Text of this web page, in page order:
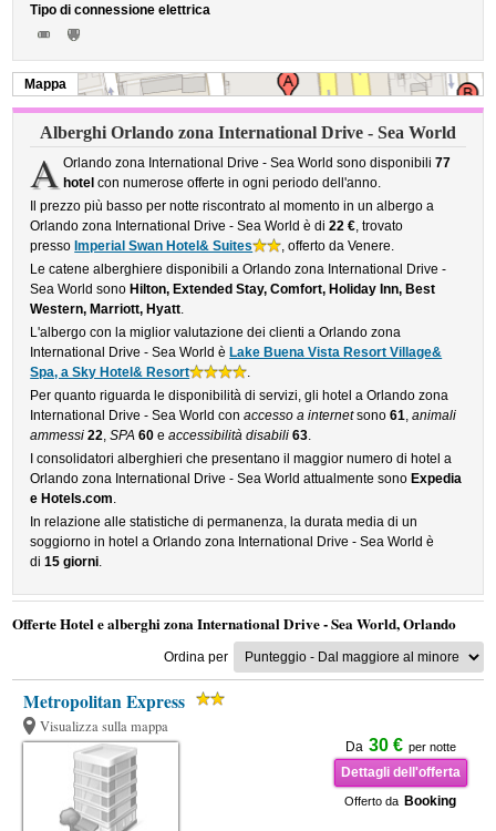
Tipo di connessione elettrica
Mappa
Alberghi Orlando zona International Drive - Sea World
A Orlando zona International Drive - Sea World sono disponibili 77
hotel con numerose offerte in ogni periodo dell'anno.
Il prezzo più basso per notte riscontrato al momento in un albergo a
Orlando zona International Drive - Sea World è di22 €, trovato
presso Imperial Swan Hotel& Suites
, offerto da Venere.
Le catene alberghiere disponibili a Orlando zona International Drive -
Sea World sono Hilton, Extended Stay, Comfort, Holiday Inn, Best
Western, Marriott, Hyatt.
L'albergo con la miglior valutazione dei clienti a Orlando zona
International Drive - Sea World è Lake Buena Vista Resort Village&
Spa, a Sky Hotel& Resort
.
Per quanto riguarda le disponibilità di servizi, gli hotel a Orlando zona
International Drive - Sea World conaccesso a internetsono61,animali
ammessi 22,SPA 60 eaccessibilità disabili 63.
I consolidatori alberghieri che presentano il maggior numero di hotel a
Orlando zona International Drive - Sea World attualmente sono Expedia
e Hotels.com.
In relazione alle statistiche di permanenza, la durata media di un
soggiorno in hotel a Orlando zona International Drive - Sea World è
di15 giorni.
Offerte Hotel e alberghi zona International Drive - Sea World, Orlando
Ordina per
Metropolitan Express
Visualizza sulla mappa
Da 30 € per notte
Dettagli dell'offerta
Offerto da Booking